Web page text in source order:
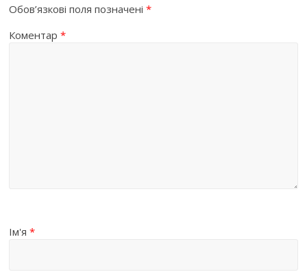
Обов’язкові поля позначені*
Коментар*
Ім'я*